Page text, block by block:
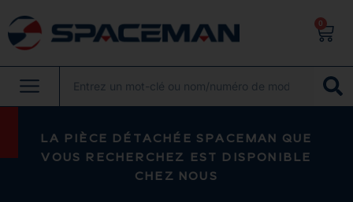
0
LA PIÈCE DÉTACHÉE SPACEMAN QUE
VOUS RECHERCHEZ EST DISPONIBLE
CHEZ NOUS